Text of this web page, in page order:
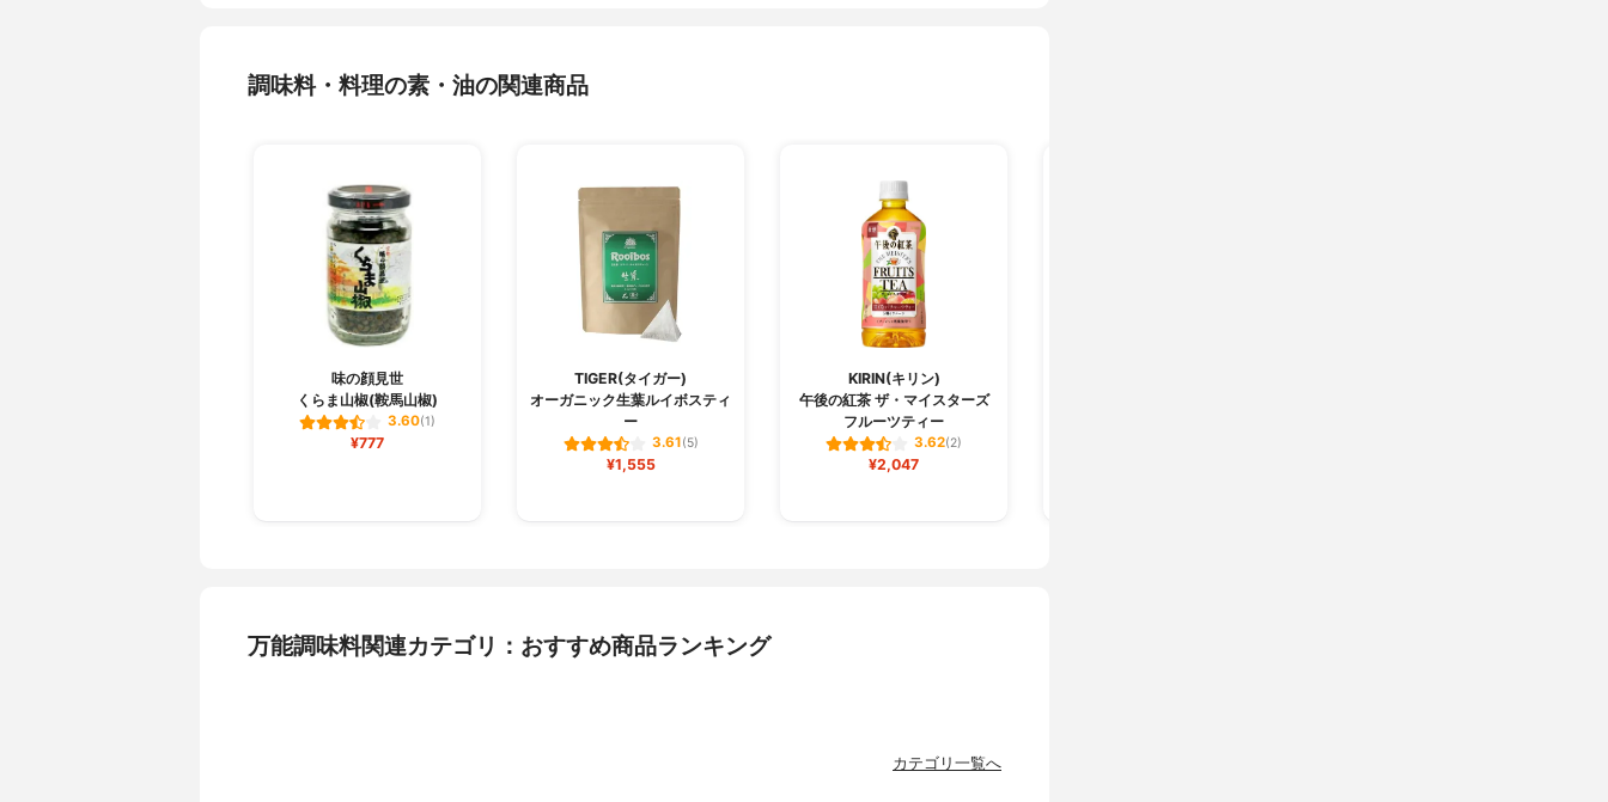
調味料・料理の素・油の関連商品
味の顔見世
くらま山椒(鞍馬山椒)
3.60(1)
¥777
TIGER(タイガー)
オーガニック生葉ルイボスティ
ー
3.61(5)
¥1,555
KIRIN(キリン)
午後の紅茶 ザ・マイスターズ
フルーツティー
3.62(2)
¥2,047
万能調味料関連カテゴリ：おすすめ商品ランキング
カテゴリ一覧へ